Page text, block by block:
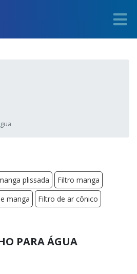
plissada
Filtro manga
manga
Filtro de ar cônico
PARA ÁGUA